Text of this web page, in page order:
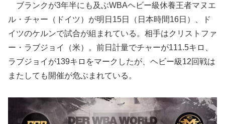
ブランクが3年半にも及ぶWBAヘビー級休養王者マヌエ
ル・チャー（ドイツ）が明日15日（日本時間16日）、ド
イツのケルンで試合が組まれている。相手はクリストファ
ー・ラブジョイ（米）。前日計量でチャーが111.5キロ、
ラブジョイが139キロをマークしたが、ヘビー級12回戦は
またしても開催が危ぶまれている。